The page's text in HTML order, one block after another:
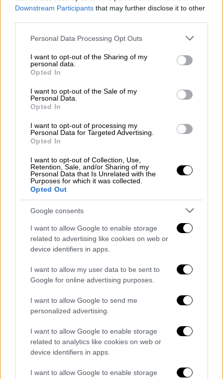
Downstream Participants that may further disclose it to other
Please note that this website/app uses one or more Google
not limited to your visit or usage behaviour. You may click to
grant or deny consent to Google and its third-party tags to
use your data for below specified purposes in below Google
consent section.
Personal Data Processing Opt Outs
I want to opt-out of the Sharing of my
personal data.
Opted In
I want to opt-out of the Sale of my
Personal Data.
Opted In
I want to opt-out of processing my
Personal Data for Targeted Advertising.
Opted In
I want to opt-out of Collection, Use,
Retention, Sale, and/or Sharing of my
Personal Data that Is Unrelated with the
Purposes for which it was collected.
Opted Out
Google consents
I want to allow Google to enable storage
related to advertising like cookies on web or
device identifiers in apps.
I want to allow my user data to be sent to
Google for online advertising purposes.
I want to allow Google to send me
personalized advertising.
I want to allow Google to enable storage
related to analytics like cookies on web or
device identifiers in apps.
I want to allow Google to enable storage
περιουσίας
Μονομαχία στο τραπεζικό Ελ Πάσο
Οδοιπορικό σε Μάτι-Μάνδρα: Βρέχει και
Ντοκουμέντο - Υπόθεση Μακρή:
Δευτερόλεπτα πριν τη δολοφονία
Βαρδινογιάννης - Αλιμόνου: Στα
δικαστήρια και για τα... φροντιστήρια
αγγλικών
Γιώργος Σταθάκης: Δεν αυξάνονται τα
τιμολόγια της ΔΕΗ
έχουμε δόγμα Πολάκη
Νίκος Ανδρουλάκης: Είναι κοροϊδία οι
10.000 προσλήψεις
ΕΔΩ οι δύο μεγάλες προσφορές στην έκδοση
των 4,25